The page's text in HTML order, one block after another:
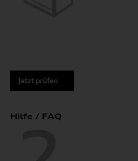
Jetzt prüfen
Hilfe / FAQ